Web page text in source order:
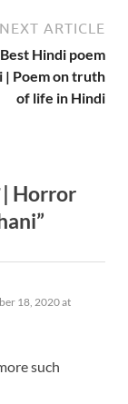
NEXT ARTICLE
Best Hindi poem
| Poem on truth
of life in Hindi
| Horror
18, 2020 at
such